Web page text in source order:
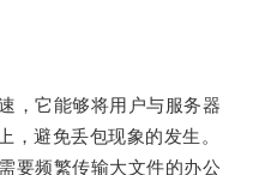
它能够将用户与服务器
，避免丢包现象的发生。
频繁传输大文件的办公